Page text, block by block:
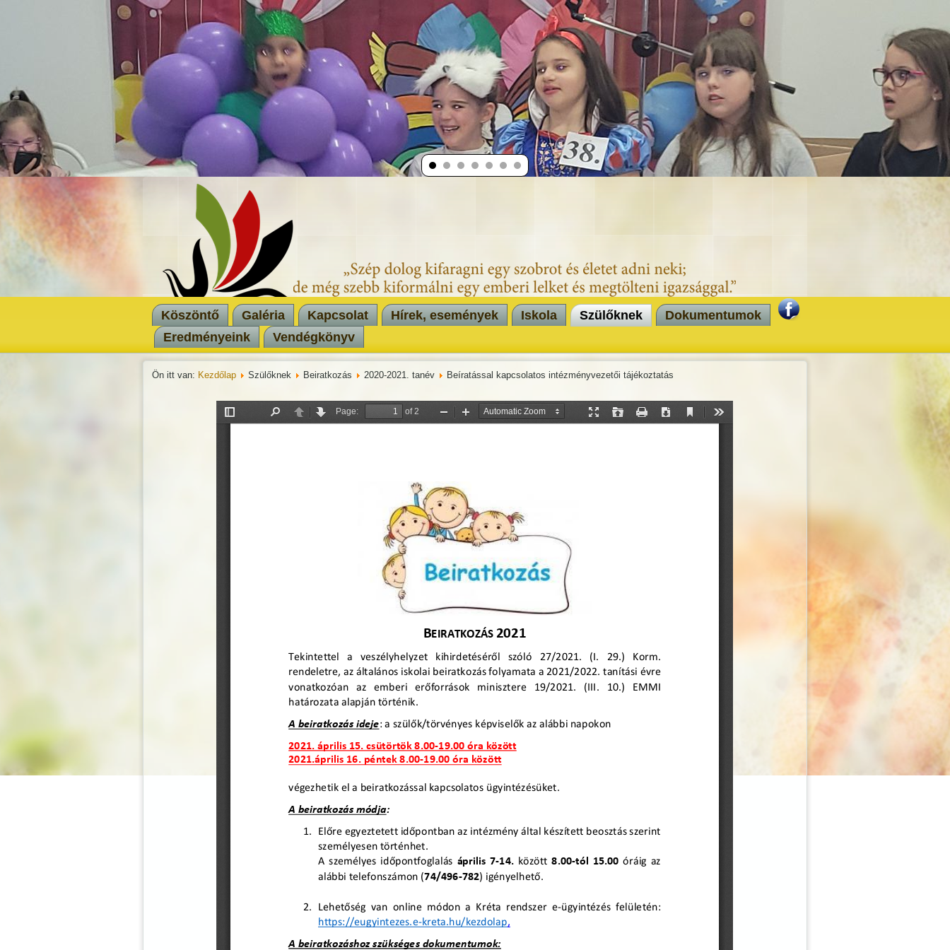
Köszöntő Galéria Kapcsolat Hírek, események Iskola Szülőknek
Dokumentumok
Eredményeink
Vendégkönyv
Ön itt van: Kezdőlap Szülőknek Beiratkozás 2020-2021. tanév Beíratással kapcsolatos intézményvezetői tájékoztatás